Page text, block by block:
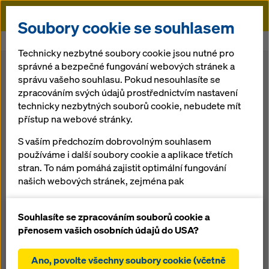
Doka
Bednění a lešení pro miliardu litrů vody
01.06.2026 | Média
metropole mění na uzavřenou nádrž na pitnou vodu.
Společnost Doka podporuje sdružení Joint Venture
Neubau Wasserbehälter Steinsiedl prostřednictvím
technického řešení a koordinovaných dodávek bednění a
Soubory cookie se souhlasem
Technicky nezbytné soubory cookie jsou nutné pro
správné a bezpečné fungování webových stránek a
správu vašeho souhlasu. Pokud nesouhlasíte se
zpracováním svých údajů prostřednictvím nastavení
technicky nezbytných souborů cookie, nebudete mít
přístup na webové stránky.
S vaším předchozím dobrovolným souhlasem
používáme i další soubory cookie a aplikace třetích
stran. To nám pomáhá zajistit optimální fungování
našich webových stránek, zejména pak
stránek (funkční a statistické soubory cookie),
usnadnění hladkého procesu nákupu při
statistické soubory cookie),
Souhlasíte se zpracováním souborů cookie a
přenosem vašich osobních údajů do USA?
Ano, povolte všechny soubory cookie (včetně